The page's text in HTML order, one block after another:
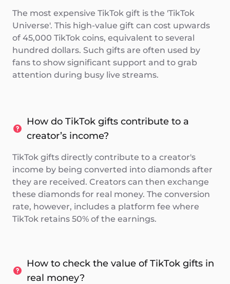
The most expensive TikTok gift is the 'TikTok
Universe'. This high-value gift can cost upwards
of 45,000 TikTok coins, equivalent to several
hundred dollars. Such gifts are often used by
fans to show significant support and to grab
attention during busy live streams.
How do TikTok gifts contribute to a
creator’s income?
TikTok gifts directly contribute to a creator's
income by being converted into diamonds after
they are received. Creators can then exchange
these diamonds for real money. The conversion
rate, however, includes a platform fee where
TikTok retains 50% of the earnings.
How to check the value of TikTok gifts in
real money?